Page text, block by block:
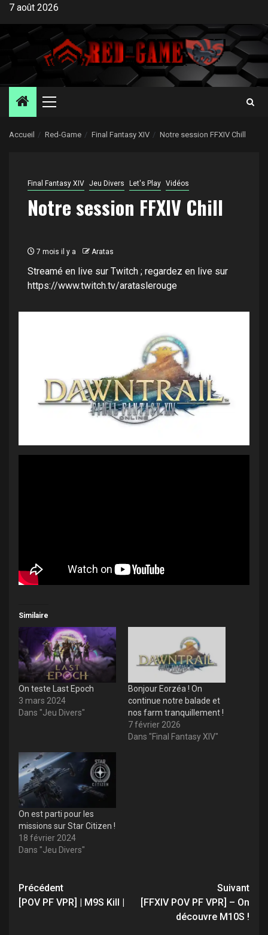
Aller
contenu
7 août 2026
Menu
Accueil Red-Game Final Fantasy XIV Notre session FFXIV Chill
Final Fantasy XIV Jeu Divers Let's Play Vidéos
Notre session FFXIV Chill
7 mois il y a Aratas
Streamé en live sur Twitch ; regardez en live sur
https://www.twitch.tv/arataslerouge
Similaire
On teste Last Epoch
3 mars 2024
Dans "Jeu Divers"
Bonjour Eorzéa ! On
continue notre balade et
nos farm tranquillement !
7 février 2026
Dans "Final Fantasy XIV"
On est parti pour les
missions sur Star Citizen !
18 février 2024
Dans "Jeu Divers"
Navigation
d’article
Précédent
[POV PF VPR] | M9S Kill |
Suivant
[FFXIV POV PF VPR] – On
découvre M10S !